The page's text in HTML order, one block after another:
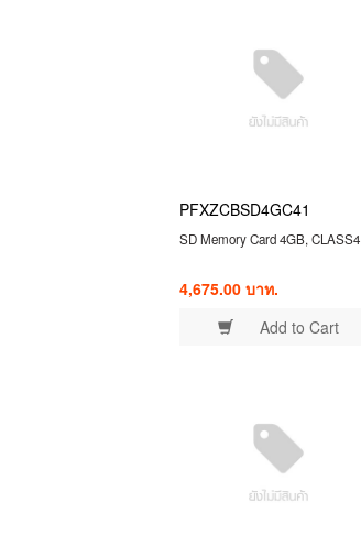
PFXZCBSD4GC41
SD Memory Card 4GB, CLASS4
4,675.00 บาท.
Add to Cart